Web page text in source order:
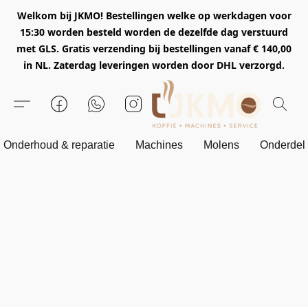
Welkom bij JKMO! Bestellingen welke op werkdagen voor
15:30 worden besteld worden de dezelfde dag verstuurd
met GLS. Gratis verzending bij bestellingen vanaf € 140,00
in NL. Zaterdag leveringen worden door DHL verzorgd.
Onderhoud & reparatie Machines Molens